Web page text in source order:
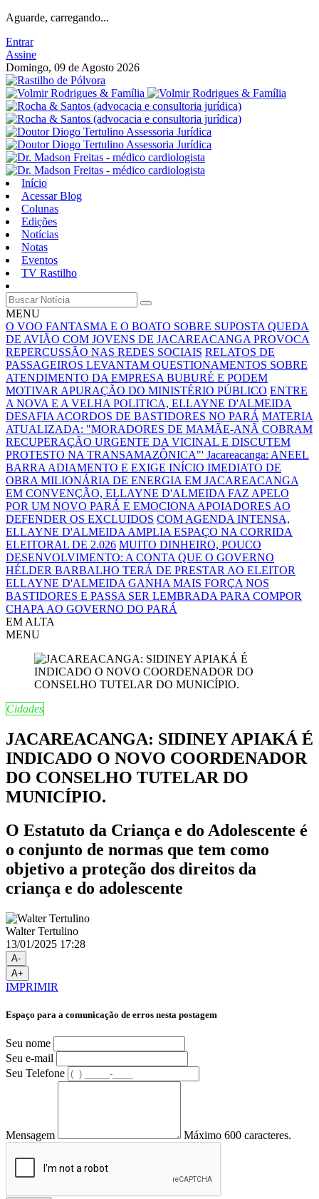
Aguarde, carregando...
Entrar
Assine
Domingo, 09 de Agosto 2026
Início
Acessar Blog
Colunas
Edições
Notícias
Notas
Eventos
TV Rastilho
MENU
O VOO FANTASMA E O BOATO SOBRE SUPOSTA QUEDA
DE AVIÃO COM JOVENS DE JACAREACANGA PROVOCA
REPERCUSSÃO NAS REDES SOCIAIS RELATOS DE
PASSAGEIROS LEVANTAM QUESTIONAMENTOS SOBRE
ATENDIMENTO DA EMPRESA BUBURÉ E PODEM
MOTIVAR APURAÇÃO DO MINISTÉRIO PÚBLICO ENTRE
A NOVA E A VELHA POLITICA, ELLAYNE D'ALMEIDA
DESAFIA ACORDOS DE BASTIDORES NO PARÁ MATERIA
ATUALIZADA: "MORADORES DE MAMÃE-ANÃ COBRAM
RECUPERAÇÃO URGENTE DA VICINAL E DISCUTEM
PROTESTO NA TRANSAMAZÔNICA"' Jacareacanga: ANEEL
BARRA ADIAMENTO E EXIGE INÍCIO IMEDIATO DE
OBRA MILIONÁRIA DE ENERGIA EM JACAREACANGA
EM CONVENÇÃO, ELLAYNE D'ALMEIDA FAZ APELO
POR UM NOVO PARÁ E EMOCIONA APOIADORES AO
DEFENDER OS EXCLUIDOS COM AGENDA INTENSA,
ELLAYNE D'ALMEIDA AMPLIA ESPAÇO NA CORRIDA
ELEITORAL DE 2.026 MUITO DINHEIRO, POUCO
DESENVOLVIMENTO: A CONTA QUE O GOVERNO
HÉLDER BARBALHO TERÁ DE PRESTAR AO ELEITOR
ELLAYNE D'ALMEIDA GANHA MAIS FORÇA NOS
BASTIDORES E PASSA SER LEMBRADA PARA COMPOR
CHAPA AO GOVERNO DO PARÁ
EM ALTA
MENU
Cidades
JACAREACANGA: SIDINEY APIAKÁ É
INDICADO O NOVO COORDENADOR
DO CONSELHO TUTELAR DO
MUNICÍPIO.
O Estatuto da Criança e do Adolescente é
o conjunto de normas que tem como
objetivo a proteção dos direitos da
criança e do adolescente
Walter Tertulino
13/01/2025 17:28
A-
A+
IMPRIMIR
Espaço para a comunicação de erros nesta postagem
Seu nome
Seu e-mail
Seu Telefone
Mensagem Máximo 600 caracteres.